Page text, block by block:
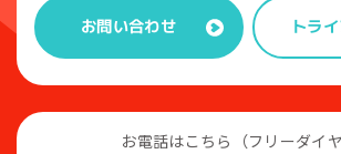
お問い合わせ トラ
お電話はこちら（フリーダイヤ